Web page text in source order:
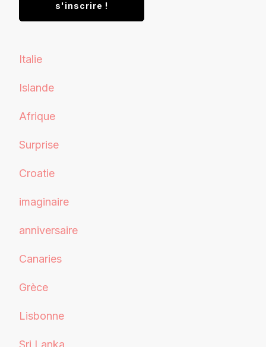
Italie
Islande
Afrique
Surprise
Croatie
imaginaire
anniversaire
Canaries
Grèce
Lisbonne
Sri Lanka